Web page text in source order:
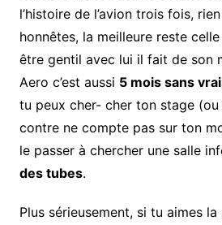
l’histoire de l’avion trois fois,
honnêtes, la meilleure reste
être gentil avec lui il fait de son
Aero c’est aussi 5 mois sans
tu peux cher- cher ton stage (ou
contre ne compte pas sur ton
le passer à chercher une salle
des tubes.
Plus sérieusement, si tu aimes la